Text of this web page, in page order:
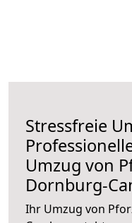
Stressfreie
Umzug von
Dornburg-
Ihr Umzug von